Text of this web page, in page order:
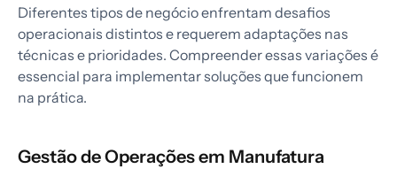
Diferentes tipos de negócio enfrentam desafios
operacionais distintos e requerem adaptações nas
técnicas e prioridades. Compreender essas variações é
essencial para implementar soluções que funcionem
na prática.
Gestão de Operações em Manufatura